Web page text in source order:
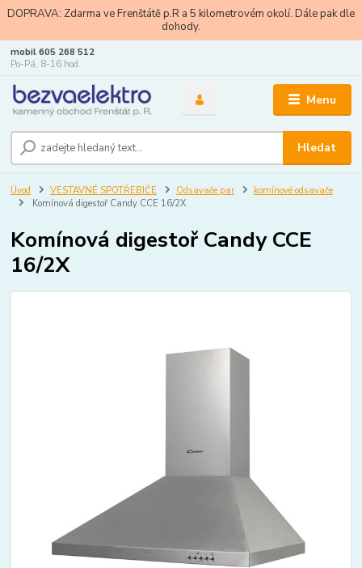
DOPRAVA: Zdarma ve Frenštátě p.R a 5 kilometrovém okolí. Dále pak dle
dohody.
Menu
Hledat
mobil 605 268 512
Po-Pá, 8-16 hod.
Úvod VESTAVNÉ SPOTŘEBIČE Odsavače par
komínové odsavače
Komínová digestoř Candy CCE 16/2X
Komínová digestoř Candy CCE
16/2X